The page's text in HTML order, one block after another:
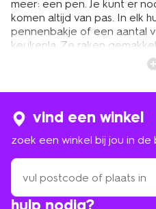
meer: een pen. Je kunt er
komen altijd van pas. In elk
pennenbakje of een aantal
keukenla. Ze raken
van tijd ook op. Dus zo af
kopen. Gelukkig vind je bij
of huishouden gemakkelijk
pennen met een
uitgumbare pen
hulp nodig?
vind een winkel
zoek een winkel bij jou in de
zoek
een
winkel
bij